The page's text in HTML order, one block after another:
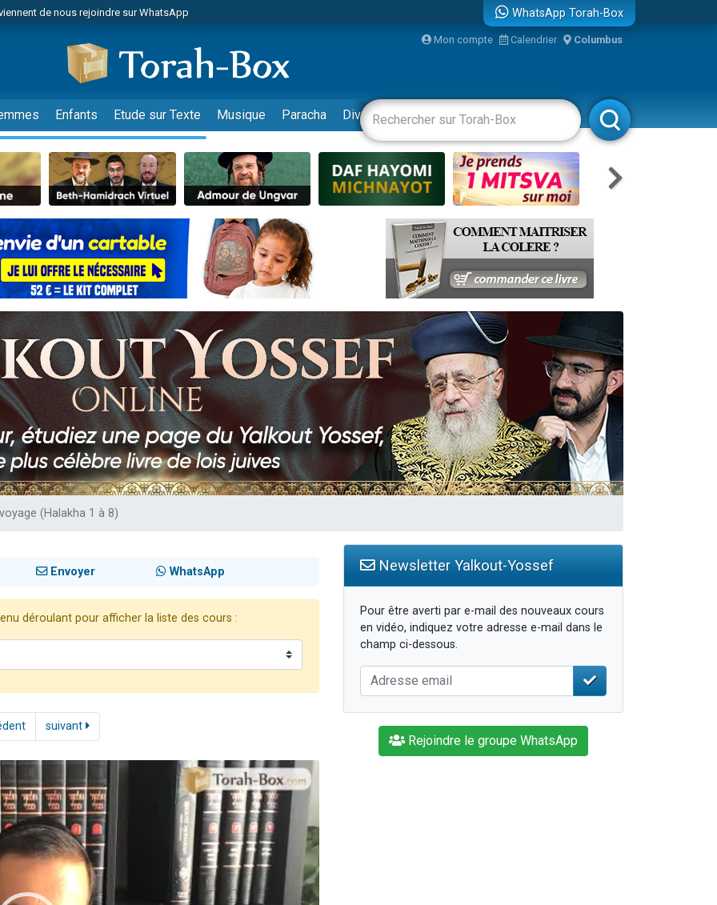
de nous rejoindre sur WhatsApp
viennent de faire un don pour 1 Journée de Vacances Pour les Enfants
de demander une bénédiction
de nous rejoindre sur WhatsApp
places pour étudier en groupe sur Zoom
viennent de faire un don pour Diane, 80 ans, dans un appartement insalubre
son Maasser
de nous rejoindre sur WhatsApp
de nous rejoindre sur WhatsApp
viennent de faire un don pour 5 jours de vacances aux Orphelins
donner son Maasser
viennent de demander une bénédiction
de nous rejoindre sur WhatsApp
viennent de faire un don pour Sauvez la jambe de Yohan
places pour étudier en groupe sur Zoom
musiques dans Torah-Box Music
de nous rejoindre sur WhatsApp
de nous rejoindre sur WhatsApp
de nous rejoindre sur WhatsApp
WhatsApp Torah-Box
Mon compte Calendrier Columbus
Enfants Etude sur Texte Musique Paracha Divertissements Livres Rabbanim
(Halakha 1 à 8)
Envoyer WhatsApp
déroulant pour afficher la liste des cours :
suivant
Newsletter Yalkout-Yossef
Pour être averti par e-mail des nouveaux cours
en vidéo, indiquez votre adresse e-mail dans le
champ ci-dessous.
Rejoindre le groupe WhatsApp